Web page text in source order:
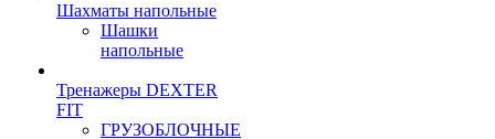
Шахматы напольные
Шашки
напольные
Тренажеры DEXTER
FIT
ГРУЗОБЛОЧНЫЕ